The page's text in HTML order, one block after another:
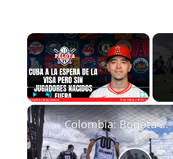
×
Play Unmute Fullscreen
Colombia: Bogota skyscraper hosts record-breaking 3-on-3 football match.